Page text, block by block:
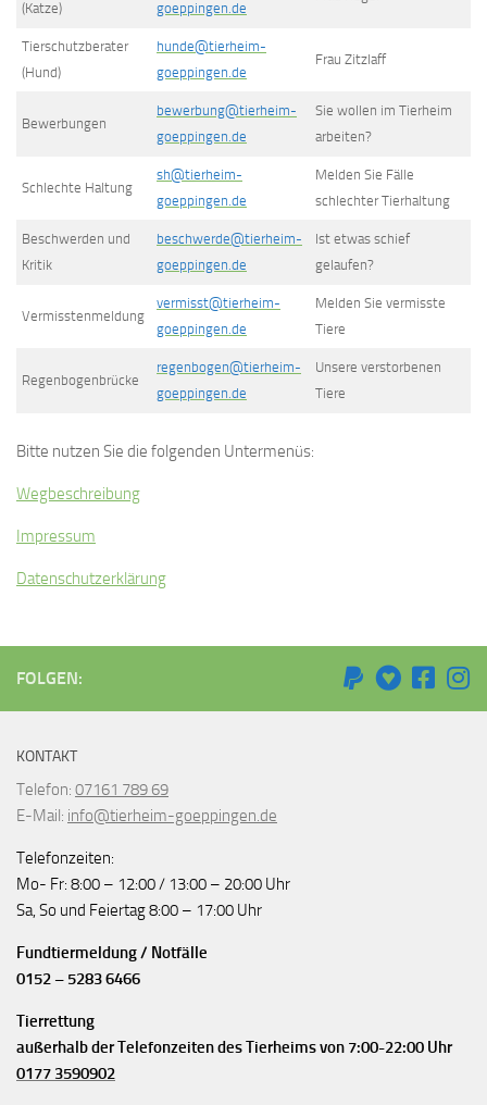
(Katze)
goeppingen.de
Tierschutzberater
(Hund)
hunde@tierheim-
goeppingen.de
Frau Zitzlaff
Bewerbungen
bewerbung@tierheim-
goeppingen.de
Sie wollen im Tierheim
arbeiten?
Schlechte Haltung
sh@tierheim-
goeppingen.de
Melden Sie Fälle
schlechter Tierhaltung
Beschwerden und
Kritik
beschwerde@tierheim-
goeppingen.de
Ist etwas schief
gelaufen?
Vermisstenmeldung
vermisst@tierheim-
goeppingen.de
Melden Sie vermisste
Tiere
Regenbogenbrücke
regenbogen@tierheim-
goeppingen.de
Unsere verstorbenen
Tiere
Bitte nutzen Sie die folgenden Untermenüs:
Wegbeschreibung
Impressum
Datenschutzerklärung
FOLGEN:
KONTAKT
Telefon: 07161 789 69
E-Mail: info@tierheim-goeppingen.de
Telefonzeiten:
Mo- Fr: 8:00 – 12:00 / 13:00 – 20:00 Uhr
Sa, So und Feiertag 8:00 – 17:00 Uhr
Fundtiermeldung / Notfälle
0152 – 5283 6466
Tierrettung
außerhalb der Telefonzeiten des Tierheims von 7:00-22:00 Uhr
0177 3590902